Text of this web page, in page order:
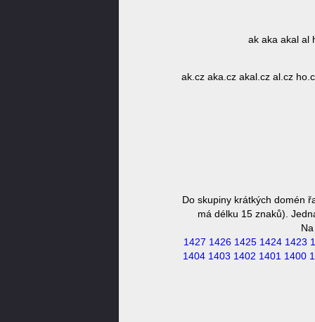
ak aka akal al
ak.cz aka.cz akal.cz al.cz
Do skupiny krátkých domén
má délku 15 znaků).
1427 1426 1425 1424 1423
1404 1403 1402 1401 1400